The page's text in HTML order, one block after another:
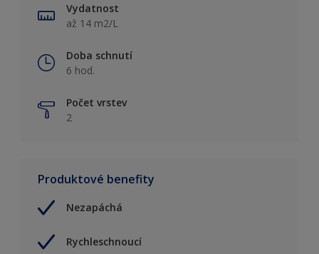
Vydatnost
až 14 m2/L
Doba schnutí
6 hod.
Počet vrstev
2
Produktové benefity
Nezapáchá
Rychleschnoucí